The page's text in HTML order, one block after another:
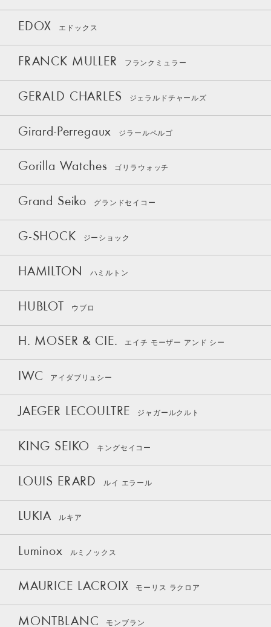
EDOX エドックス
FRANCK MULLER フランクミュラー
GERALD CHARLES ジェラルドチャールズ
Girard-Perregaux ジラールペルゴ
Gorilla Watches ゴリラウォッチ
Grand Seiko グランドセイコー
G-SHOCK ジーショック
HAMILTON ハミルトン
HUBLOT ウブロ
H. MOSER & CIE. エイチ モーザー アンド シー
IWC アイダブリュシー
JAEGER LECOULTRE ジャガールクルト
KING SEIKO キングセイコー
LOUIS ERARD ルイ エラール
LUKIA ルキア
Luminox ルミノックス
MAURICE LACROIX モーリス ラクロア
MONTBLANC モンブラン